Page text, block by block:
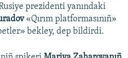
prezidenti yanındaki
«Qırım platformasınıñ»
bekley, dep bildirdi.